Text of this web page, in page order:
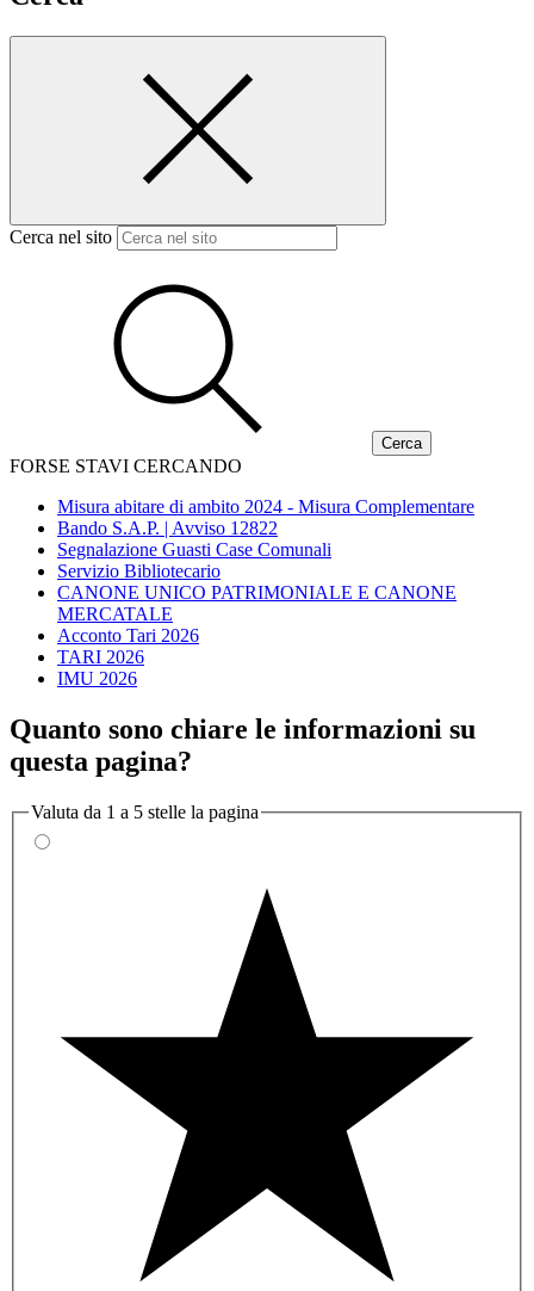
Cerca nel sito
FORSE STAVI CERCANDO
Misura abitare di ambito 2024 - Misura Complementare
Bando S.A.P. | Avviso 12822
Segnalazione Guasti Case Comunali
Servizio Bibliotecario
CANONE UNICO PATRIMONIALE E CANONE
MERCATALE
Acconto Tari 2026
TARI 2026
IMU 2026
Quanto sono chiare le informazioni su
questa pagina?
Valuta da 1 a 5 stelle la pagina